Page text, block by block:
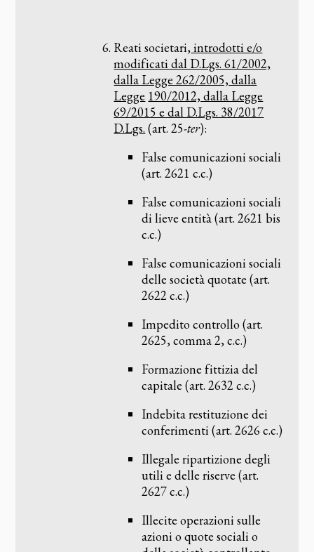
Reati societari, introdotti e/o
modificati dal D.Lgs. 61/2002,
dalla Legge 262/2005, dalla
Legge 190/2012, dalla Legge
69/2015 e dal D.Lgs. 38/2017
D.Lgs. (art. 25-ter):
False comunicazioni sociali
(art. 2621 c.c.)
False comunicazioni sociali
di lieve entità (art. 2621 bis
c.c.)
False comunicazioni sociali
delle società quotate (art.
2622 c.c.)
Impedito controllo (art.
2625, comma 2, c.c.)
Formazione fittizia del
capitale (art. 2632 c.c.)
Indebita restituzione dei
conferimenti (art. 2626 c.c.)
Illegale ripartizione degli
utili e delle riserve (art.
2627 c.c.)
Illecite operazioni sulle
azioni o quote sociali o